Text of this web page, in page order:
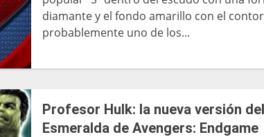
diamante y el fondo amarillo con el
probablemente uno de los...
Profesor Hulk: la nueva versión
Esmeralda de Avengers: Endgame